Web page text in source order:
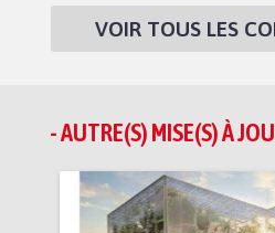
VOIR TOUS LES
- AUTRE(S) MISE(S) À